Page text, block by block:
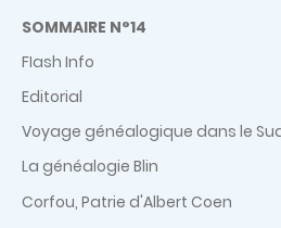
SOMMAIRE N°14
FIash Info
Editorial
Voyage généalogique dans le
La généalogie Blin
Corfou, Patrie d'Albert Coen